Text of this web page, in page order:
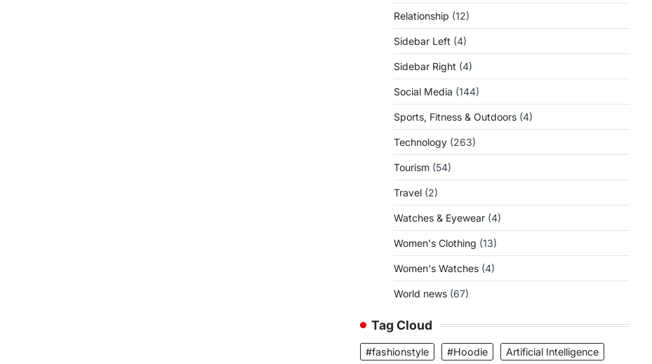
Relationship (12)
Sidebar Left (4)
Sidebar Right (4)
Social Media (144)
Sports, Fitness & Outdoors (4)
Technology (263)
Tourism (54)
Travel (2)
Watches & Eyewear (4)
Women's Clothing (13)
Women's Watches (4)
World news (67)
Tag Cloud
#fashionstyle #Hoodie
Artificial Intelligence